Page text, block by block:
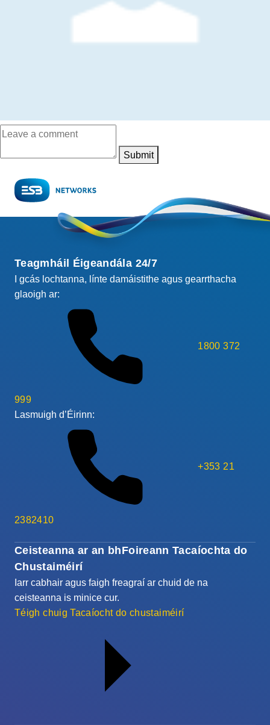
Submit
Ceisteanna ar an bhFoireann Tacaíochta do
Chustaiméirí
Iarr cabhair agus faigh freagraí ar chuid de na
ceisteanna is minice cur.
Téigh chuig Tacaíocht do chustaiméirí
Teagmháil Éigeandála 24/7
I gcás lochtanna, línte damáistithe agus gearrthacha
glaoigh ar:
1800 372
999
Lasmuigh d’Éirinn:
+353 21
2382410